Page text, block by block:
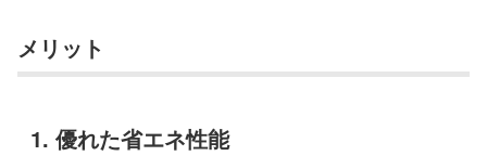
メリット
1. 優れた省エネ性能